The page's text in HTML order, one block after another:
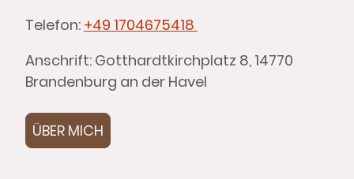
Telefon: +49 1704675418
Anschrift: Gotthardtkirchplatz 8, 14770
Brandenburg an der Havel
ÜBER MICH